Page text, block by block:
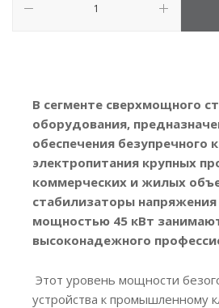
В сегменте сверхмощного
оборудования,
обеспечения безупречного
электропитания крупных
коммерческих и жилых
стабилизаторы напряжения
мощностью 45 кВт
высоконадежного
Этот уровень мощности
устройства к промышленному